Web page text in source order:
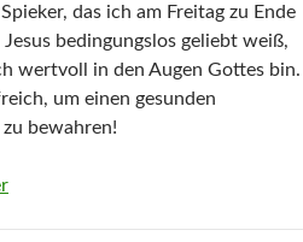
das ich am Freitag zu Ende
bedingungslos geliebt weiß,
wertvoll in den Augen Gottes bin.
um einen gesunden
bewahren!